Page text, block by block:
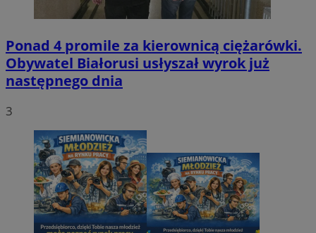
Ponad 4 promile za kierownicą ciężarówki.
Obywatel Białorusi usłyszał wyrok już
następnego dnia
3